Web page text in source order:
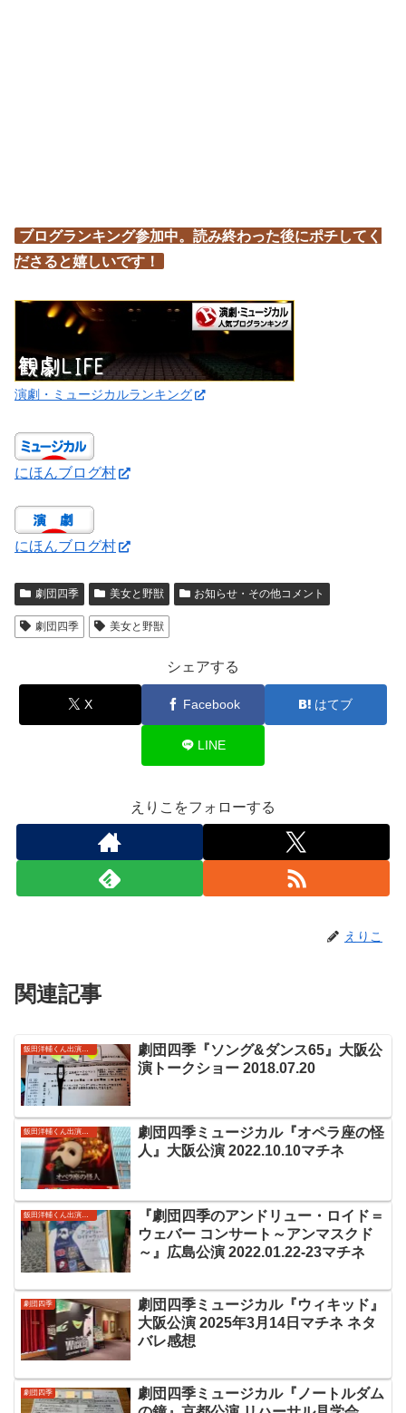
ブログランキング参加中。読み終わった後にポチしてく
ださると嬉しいです！
演劇・ミュージカルランキング
にほんブログ村
にほんブログ村
劇団四季 美女と野獣 お知らせ・その他コメント
劇団四季 美女と野獣
シェアする
X Facebook はてブ
LINE
えりこをフォローする
えりこ
関連記事
飯田洋輔くん出演作品
劇団四季『ソング&ダンス65』大阪公
演トークショー 2018.07.20
飯田洋輔くん出演作品
劇団四季ミュージカル『オペラ座の怪
人』大阪公演 2022.10.10マチネ
飯田洋輔くん出演作品
『劇団四季のアンドリュー・ロイド＝
ウェバー コンサート～アンマスクド
～』広島公演 2022.01.22-23マチネ
劇団四季
劇団四季ミュージカル『ウィキッド』
大阪公演 2025年3月14日マチネ ネタ
バレ感想
劇団四季
劇団四季ミュージカル『ノートルダム